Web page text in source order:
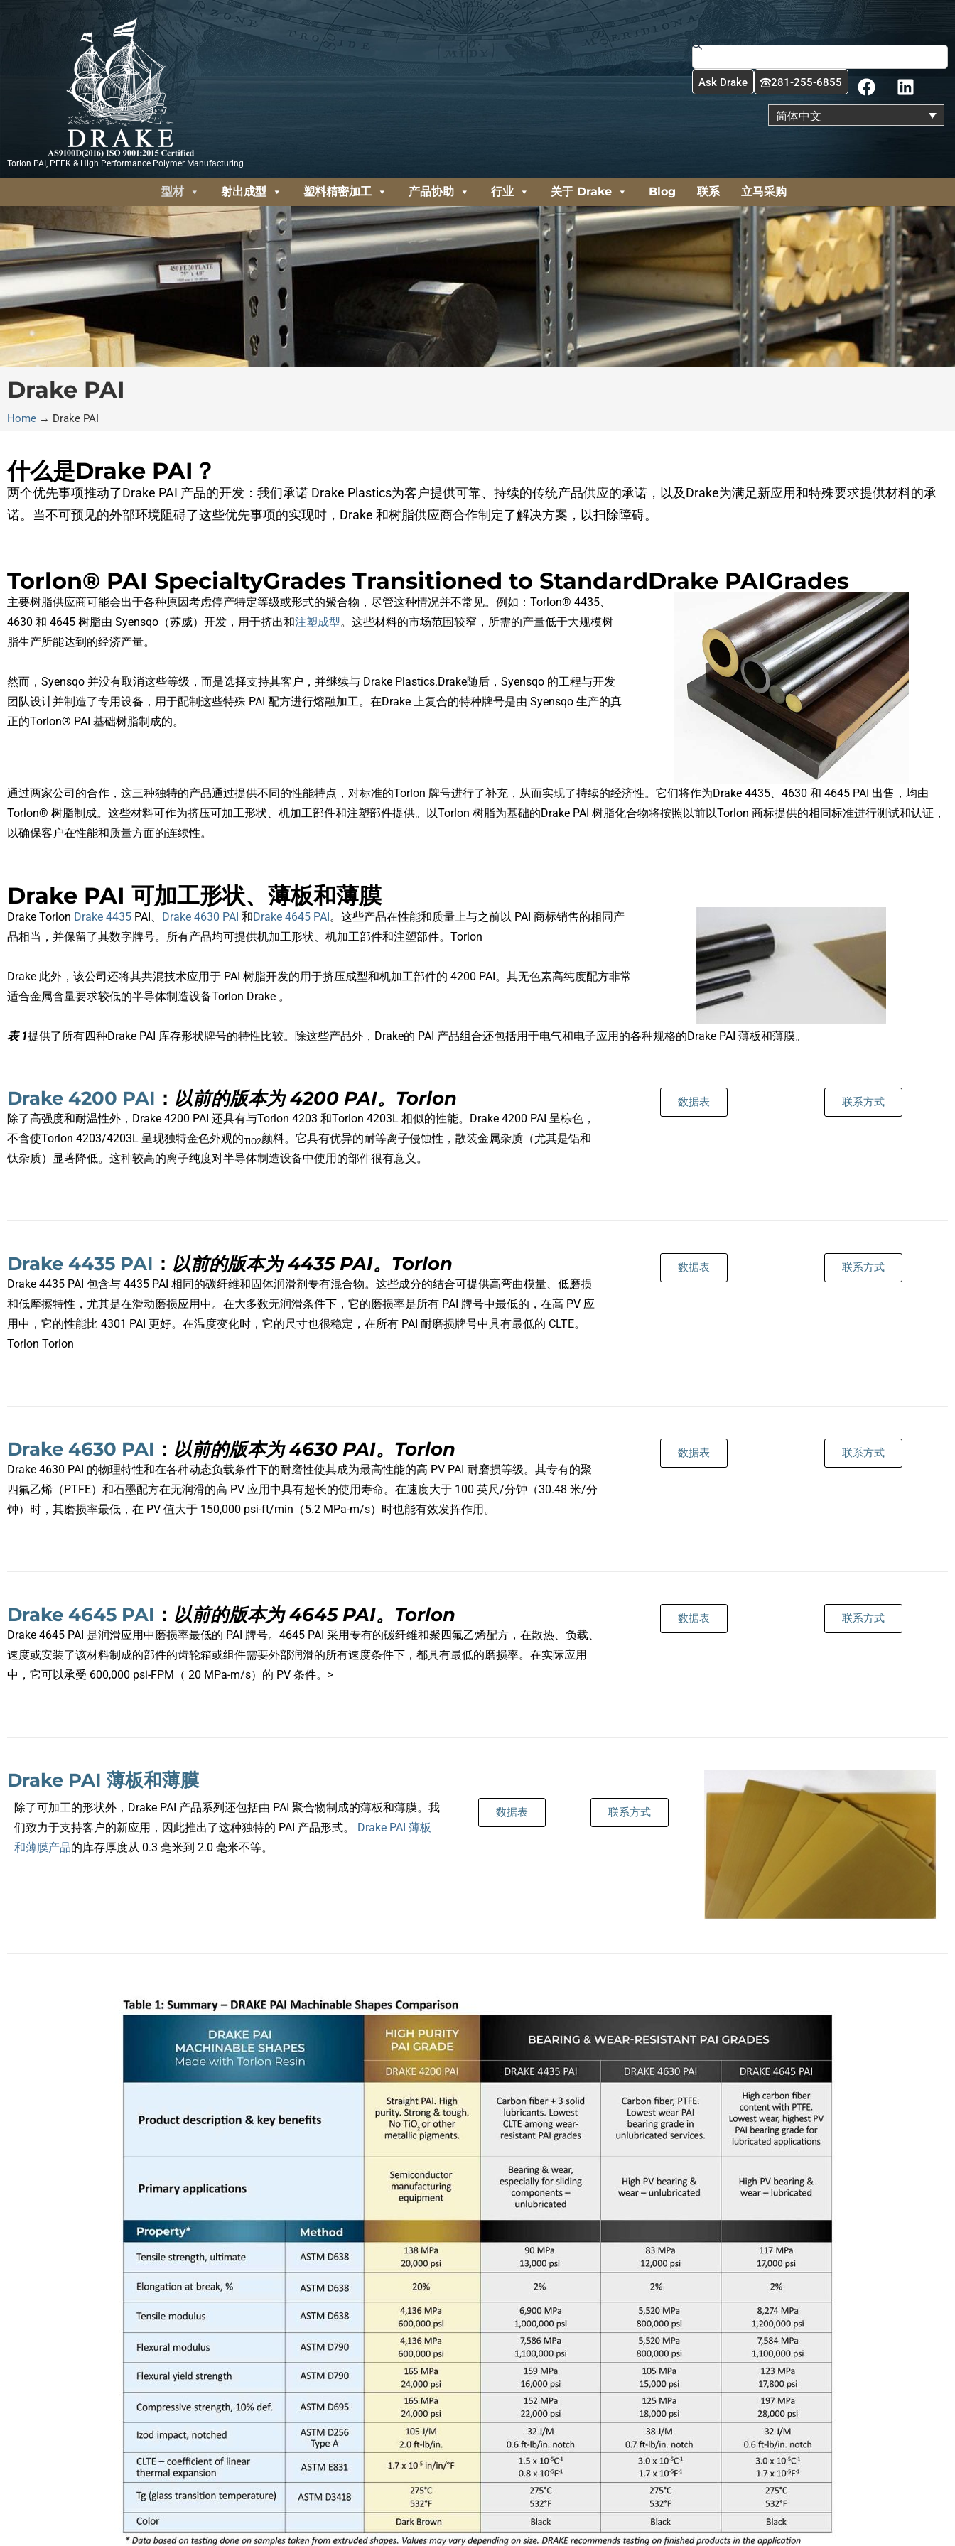
Torlon PAI, PEEK & High Performance Polymer Manufacturing
Search
Ask Drake 281-255-6855
F
a
c
e
o
k
L
i
n
k
i
n
简体中文
型材 射出成型 塑料精密加工 产品协助 行业 关于 Drake Blog 联系 立马采购
Drake PAI
Home → Drake PAI
什么是Drake PAI？
两个优先事项推动了Drake PAI 产品的开发：我们承诺 Drake Plastics为客户提供可靠、持续的传统产品供应的承诺，以及Drake为满足新应用和特殊要求提供材料的承
诺。当不可预见的外部环境阻碍了这些优先事项的实现时，Drake 和树脂供应商合作制定了解决方案，以扫除障碍。
Torlon® PAI SpecialtyGrades Transitioned to StandardDrake PAIGrades
主要树脂供应商可能会出于各种原因考虑停产特定等级或形式的聚合物，尽管这种情况并不常见。例如：Torlon® 4435、
4630 和 4645 树脂由 Syensqo（苏威）开发，用于挤出和注塑成型。这些材料的市场范围较窄，所需的产量低于大规模树
脂生产所能达到的经济产量。
然而，Syensqo 并没有取消这些等级，而是选择支持其客户，并继续与 Drake Plastics.Drake随后，Syensqo 的工程与开发
团队设计并制造了专用设备，用于配制这些特殊 PAI 配方进行熔融加工。在Drake 上复合的特种牌号是由 Syensqo 生产的真
正的Torlon® PAI 基础树脂制成的。
通过两家公司的合作，这三种独特的产品通过提供不同的性能特点，对标准的Torlon 牌号进行了补充，从而实现了持续的经济性。它们将作为Drake 4435、4630 和 4645 PAI 出售，均由
Torlon® 树脂制成。 这些材料可作为挤压可加工形状、机加工部件和注塑部件提供。以Torlon 树脂为基础的Drake PAI 树脂化合物将按照以前以Torlon 商标提供的相同标准进行测试和认证，
以确保客户在性能和质量方面的连续性。
Drake PAI 可加工形状、薄板和薄膜
Drake Torlon Drake 4435 PAI、 Drake 4630 PAI 和Drake 4645 PAI。这些产品在性能和质量上与之前以 PAI 商标销售的相同产
品相当，并保留了其数字牌号。所有产品均可提供机加工形状、机加工部件和注塑部件。Torlon
Drake 此外，该公司还将其共混技术应用于 PAI 树脂开发的用于挤压成型和机加工部件的 4200 PAI。其无色素高纯度配方非常
适合金属含量要求较低的半导体制造设备Torlon Drake 。
表 1提供了所有四种Drake PAI 库存形状牌号的特性比较。除这些产品外，Drake的 PAI 产品组合还包括用于电气和电子应用的各种规格的Drake PAI 薄板和薄膜。
Drake 4200 PAI ： 以前的版本为 4200 PAI。Torlon
除了高强度和耐温性外，Drake 4200 PAI 还具有与Torlon 4203 和Torlon 4203L 相似的性能。Drake 4200 PAI 呈棕色，
不含使Torlon 4203/4203L 呈现独特金色外观的TiO2颜料。它具有优异的耐等离子侵蚀性，散装金属杂质（尤其是铝和
钛杂质）显著降低。这种较高的离子纯度对半导体制造设备中使用的部件很有意义。
数据表 联系方式
Drake 4435 PAI ： 以前的版本为 4435 PAI。Torlon
Drake 4435 PAI 包含与 4435 PAI 相同的碳纤维和固体润滑剂专有混合物。这些成分的结合可提供高弯曲模量、低磨损
和低摩擦特性，尤其是在滑动磨损应用中。在大多数无润滑条件下，它的磨损率是所有 PAI 牌号中最低的，在高 PV 应
用中，它的性能比 4301 PAI 更好。在温度变化时，它的尺寸也很稳定，在所有 PAI 耐磨损牌号中具有最低的 CLTE。
Torlon Torlon
数据表 联系方式
Drake 4630 PAI ： 以前的版本为 4630 PAI。Torlon
Drake 4630 PAI 的物理特性和在各种动态负载条件下的耐磨性使其成为最高性能的高 PV PAI 耐磨损等级。其专有的聚
四氟乙烯（PTFE）和石墨配方在无润滑的高 PV 应用中具有超长的使用寿命。在速度大于 100 英尺/分钟（30.48 米/分
钟）时，其磨损率最低，在 PV 值大于 150,000 psi-ft/min（5.2 MPa-m/s）时也能有效发挥作用。
数据表 联系方式
Drake 4645 PAI ： 以前的版本为 4645 PAI。Torlon
Drake 4645 PAI 是润滑应用中磨损率最低的 PAI 牌号。4645 PAI 采用专有的碳纤维和聚四氟乙烯配方，在散热、负载、
速度或安装了该材料制成的部件的齿轮箱或组件需要外部润滑的所有速度条件下，都具有最低的磨损率。在实际应用
中，它可以承受 600,000 psi-FPM（ 20 MPa-m/s）的 PV 条件。>
数据表 联系方式
Drake PAI 薄板和薄膜
除了可加工的形状外，Drake PAI 产品系列还包括由 PAI 聚合物制成的薄板和薄膜。我
们致力于支持客户的新应用，因此推出了这种独特的 PAI 产品形式。 Drake PAI 薄板
和薄膜产品的库存厚度从 0.3 毫米到 2.0 毫米不等。
数据表 联系方式